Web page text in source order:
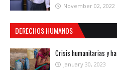
November 02, 2022
DERECHOS HUMANOS
Crisis humanitarias y
January 30, 2023